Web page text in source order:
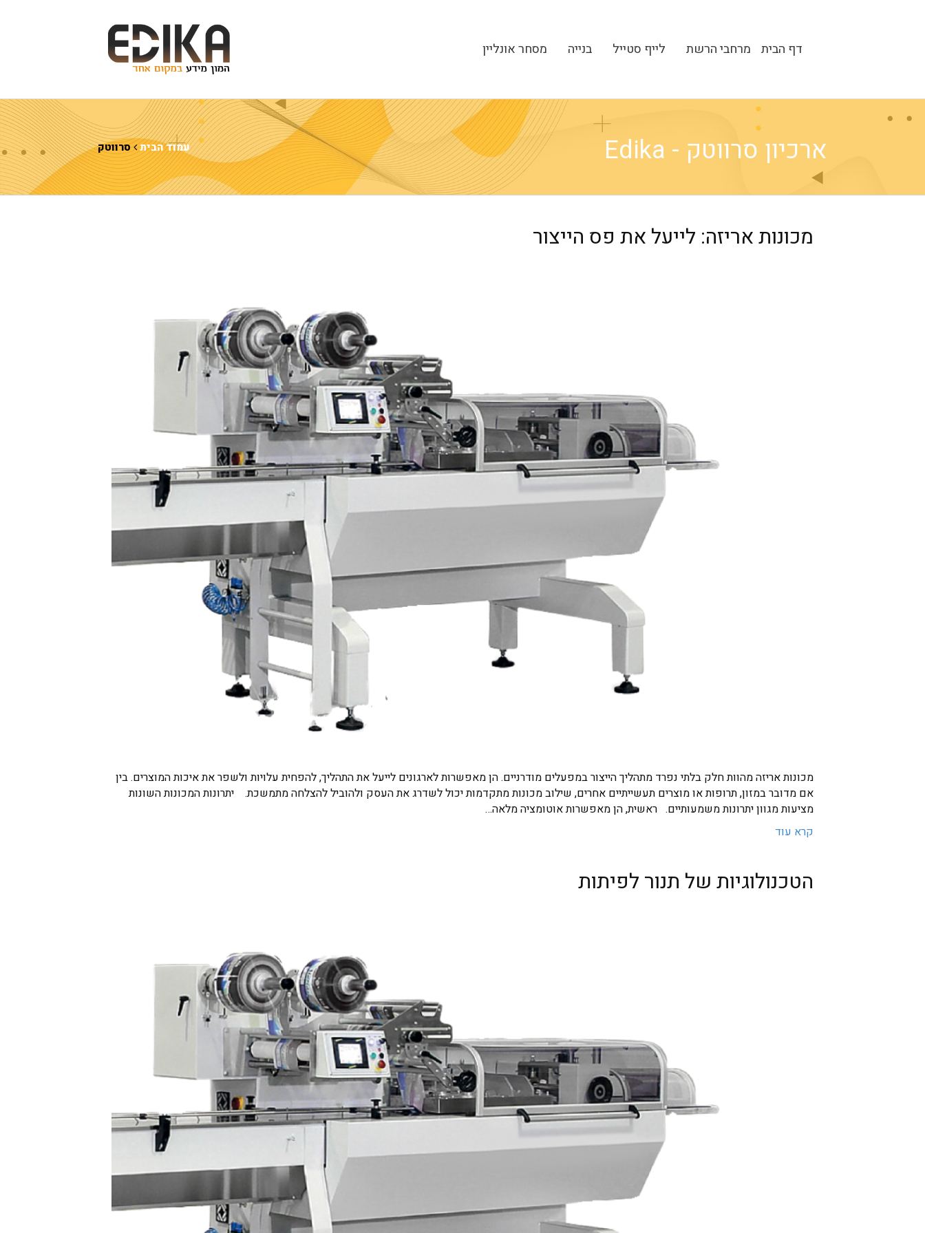
דף הבית מרחבי הרשת לייף סטייל בנייה מסחר אונליין
ארכיון סרווטק - Edika עמוד הבית סרווטק
מכונות אריזה: לייעל את פס הייצור
מכונות אריזה מהוות חלק בלתי נפרד מתהליך הייצור במפעלים מודרניים. הן מאפשרות לארגונים לייעל את התהליך, להפחית עלויות ולשפר את איכות המוצרים. בין
אם מדובר במזון, תרופות או מוצרים תעשייתיים אחרים, שילוב מכונות מתקדמות יכול לשדרג את העסק ולהוביל להצלחה מתמשכת. יתרונות המכונות השונות
מציעות מגוון יתרונות משמעותיים. ראשית, הן מאפשרות אוטומציה מלאה…
קרא עוד
הטכנולוגיות של תנור לפיתות